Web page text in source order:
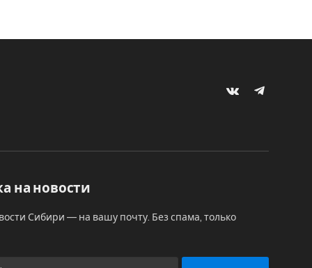
VKontakteTelegram
на новости
Сибири — на вашу почту. Без спама, только